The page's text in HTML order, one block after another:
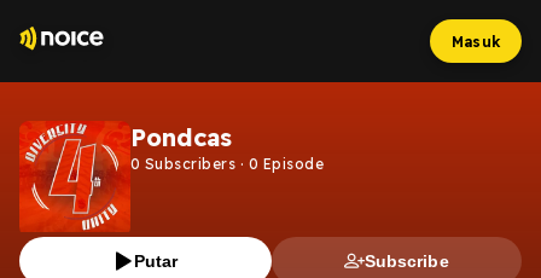
Masuk
Pondcas
0 Subscribers · 0 Episode
Putar Subscribe